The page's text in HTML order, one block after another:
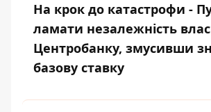
На крок до катастрофи -
ламати незалежність
Центробанку, змусивши
базову ставку